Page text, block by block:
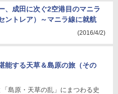
、成田に次ぐ2空港目のマニラ
ントレア）～マニラ線に就航
(2016/4/2)
能する天草＆島原の旅（その
「島原・天草の乱」にまつわる史